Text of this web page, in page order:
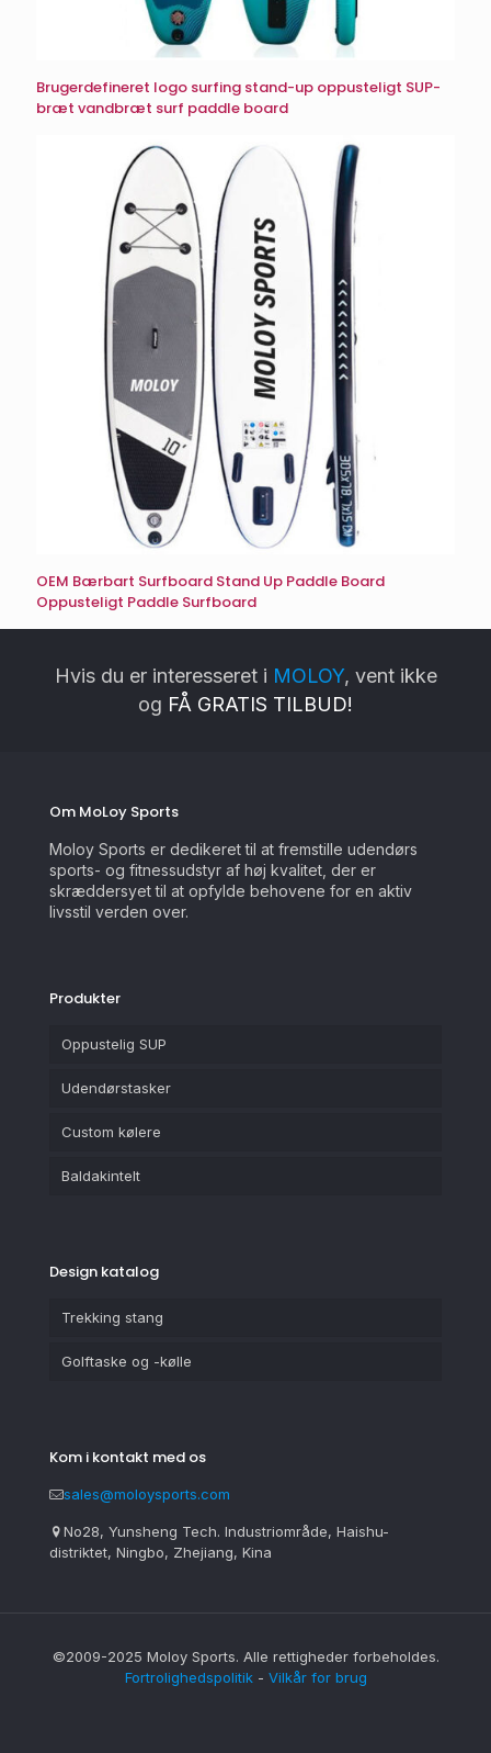
Brugerdefineret logo surfing stand-up oppusteligt SUP-
bræt vandbræt surf paddle board
OEM Bærbart Surfboard Stand Up Paddle Board
Oppusteligt Paddle Surfboard
Hvis du er interesseret i MOLOY, vent ikke
og FÅ GRATIS TILBUD!
Om MoLoy Sports
Moloy Sports er dedikeret til at fremstille udendørs
sports- og fitnessudstyr af høj kvalitet, der er
skræddersyet til at opfylde behovene for en aktiv
livsstil verden over.
Produkter
Oppustelig SUP
Udendørstasker
Custom kølere
Baldakintelt
Design katalog
Trekking stang
Golftaske og -kølle
Kom i kontakt med os
sales@moloysports.com
No28, Yunsheng Tech. Industriområde, Haishu-
distriktet, Ningbo, Zhejiang, Kina
©2009-2025 Moloy Sports. Alle rettigheder forbeholdes.
Fortrolighedspolitik- Vilkår for brug